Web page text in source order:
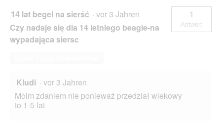
14 lat begel na sierść · vor 3 Jahren
Czy nadaje się dla 14 letniego beagle-na
wypadająca siersc
1
Antwort
Kludi · vor 3 Jahren
Moim zdaniem nie ponieważ przedział wiekowy
to 1-5 lat